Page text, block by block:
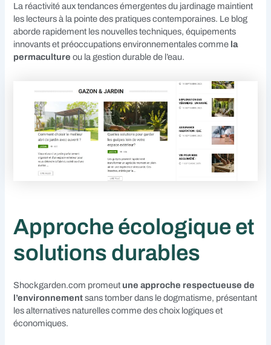
La réactivité aux tendances émergentes du jardinage maintient
les lecteurs à la pointe des pratiques contemporaines. Le blog
aborde rapidement les nouvelles techniques, équipements
innovants et préoccupations environnementales comme la
permaculture ou la gestion durable de l’eau.
Approche écologique et
solutions durables
Shockgarden.com promeut une approche respectueuse de
l’environnementsans tomber dans le dogmatisme, présentant
les alternatives naturelles comme des choix logiques et
économiques.